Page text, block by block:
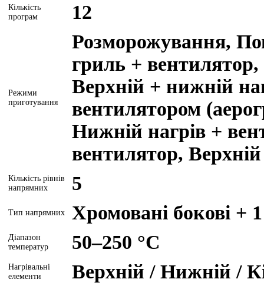
Кількість
програм
12
Режими
приготування
Розморожування,
гриль +
Верхній + нижній
вентилятором
Нижній нагрів +
вентилятор,
Кількість рівнів
напрямних
5
Тип напрямних Хромовані бокові +
Діапазон
температур
50–250 °C
Нагрівальні
елементи
Верхній / Нижній /